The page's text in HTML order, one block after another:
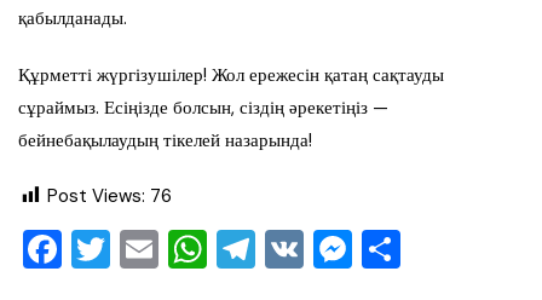
қабылданады.
Құрметті жүргізушілер! Жол ережесін қатаң сақтауды
сұраймыз. Есіңізде болсын, сіздің әрекетіңіз —
бейнебақылаудың тікелей назарында!
Post Views: 76
F T E W T V M